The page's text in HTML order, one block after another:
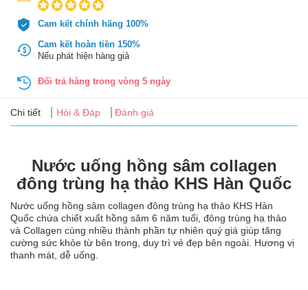
dùng
nhà
Tin
Cam kết chính hãng 100%
Cam kết hoàn tiền 150%
Nếu phát hiện hàng giả
Đổi trả hàng trong vòng 5 ngày
Chi tiết Hỏi & Đáp Đánh giá
Nước uống hồng sâm collagen
đông trùng hạ thảo KHS Hàn Quốc
Nước uống hồng sâm collagen đông trùng hạ thảo KHS Hàn
Quốc chứa chiết xuất hồng sâm 6 năm tuổi, đông trùng hạ thảo
và Collagen cùng nhiều thành phần tự nhiên quý giá giúp tăng
cường sức khỏe từ bên trong, duy trì vẻ đẹp bên ngoài. Hương vị
thanh mát, dễ uống.